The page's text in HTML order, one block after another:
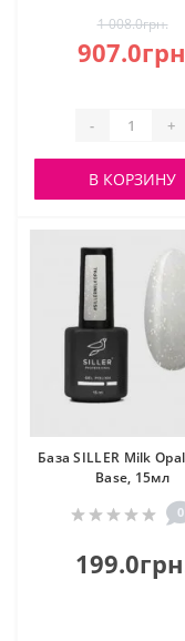
1 008.0грн.
- +
В КОРЗИНУ
База SILLER Milk
Base, 15мл
0